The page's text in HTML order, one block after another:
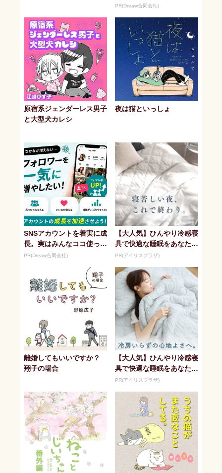
ます。
PR(Dreaw合同会社)
原宿系ジェンダーレス男子
と大型犬カレシ
夜は猫といっしょ
SNSアカウントを着実に成
長。実はみんなココ使って
ます。
PR(Dreaw合同会社)
【大人気】ひんやり冷感寝
具で快適な睡眠をあなた
に。
PR(アイリスプラザ)
離婚してもいいですか？
翔子の場合
【大人気】ひんやり冷感寝
具で快適な睡眠をあなた
に。
PR(アイリスプラザ)